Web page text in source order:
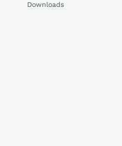
Downloads